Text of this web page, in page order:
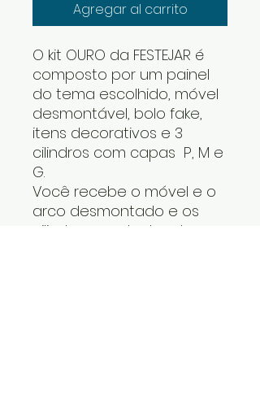
Agregar al carrito
O kit OURO da FESTEJAR é
composto por um painel
do tema escolhido, móvel
desmontável, bolo fake,
itens decorativos e 3
cilindros com capas P, M e
G.
Você recebe o móvel e o
arco desmontado e os
cilindros um dentro do